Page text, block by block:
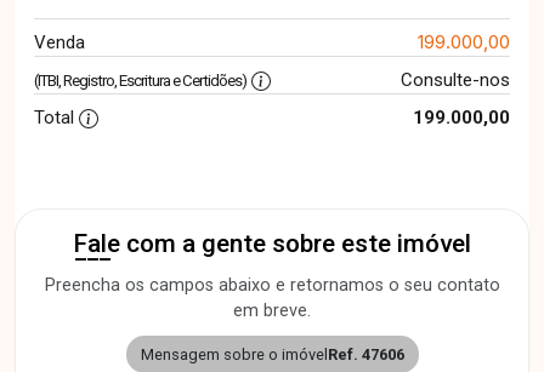
Venda 199.000,00
(ITBI, Registro, Escritura e Certidões)
Consulte-nos
Total
199.000,00
Fale com a gente sobre este imóvel
Preencha os campos abaixo e retornamos o seu contato
em breve.
Mensagem sobre o imóvelRef. 47606